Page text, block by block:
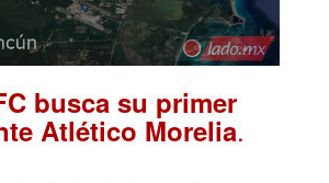
busca su primer
Atlético Morelia.